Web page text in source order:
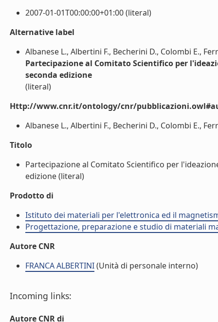
2007-01-01T00:00:00+01:00 (literal)
Alternative label
Albanese L., Albertini F., Becherini D., Colombi E.,
Partecipazione al Comitato Scientifico per
seconda edizione
(literal)
Http://www.cnr.it/ontology/cnr/
Albanese L., Albertini F., Becherini D., Colombi E.,
Titolo
Partecipazione al Comitato Scientifico per
edizione (literal)
Prodotto di
Istituto dei materiali per l'elettronica ed il
Progettazione, preparazione e studio di materiali
Autore CNR
FRANCA ALBERTINI(Unità di personale interno)
Incoming links:
Autore CNR di